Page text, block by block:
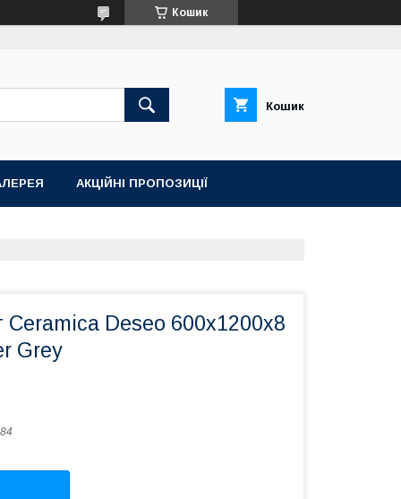
Кошик
Кошик
АКЦІЙНІ ПРОПОЗИЦІЇ
Ceramica Deseo 600х1200х8
Grey